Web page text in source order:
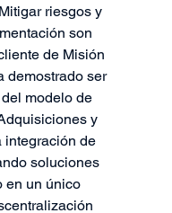
riesgos y
son
de Misión
demostrado ser
modelo de
y
integración de
soluciones
en un único